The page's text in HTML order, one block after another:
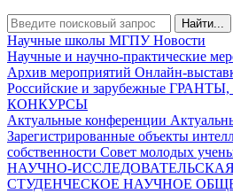
Найти...
Научные школы МГПУНовости
Научные и научно-практические
Архив мероприятий Онлайн-
Российские и зарубежные
КОНКУРСЫ
Актуальные конференции
Зарегистрированные объекты
собственности Совет молодых
НАУЧНО-
СТУДЕНЧЕСКОЕ НАУЧНОЕ